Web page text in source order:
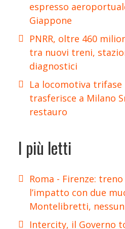
espresso
Giappone
PNRR, oltre 460
tra nuovi treni,
diagnostici
La locomotiva trifase
trasferisce a Milano
restauro
I più letti
Roma - Firenze:
l’impatto con due
Montelibretti,
Intercity, il Governo